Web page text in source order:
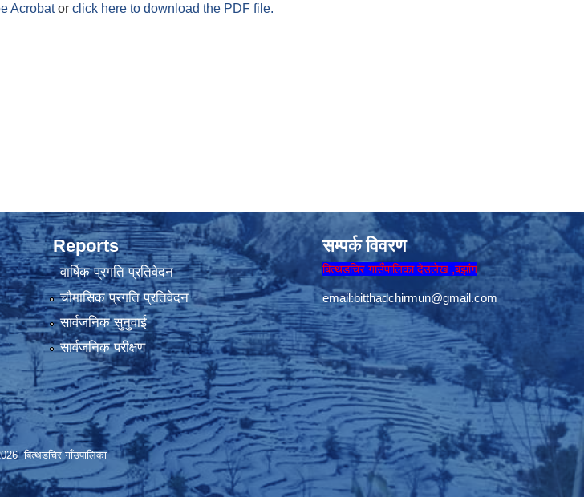
Acrobator click here to download the PDF file.
Reports
वार्षिक प्रगति प्रतिवेदन
चौमासिक प्रगति प्रतिवेदन
सार्वजनिक सुनुवाई
सार्वजनिक परीक्षण
सम्पर्क विवरण
बित्थडचिर गाउँपालिका देउलेख ,बझांग
email:bitthadchirmun@gmail.com
बित्थडचिर गाँउपालिका